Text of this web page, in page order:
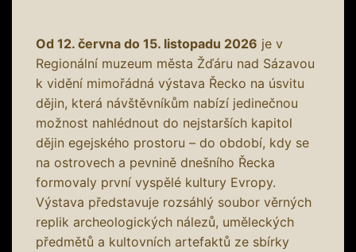
Od 12. června do 15. listopadu 2026 je v
Regionální muzeum města Žďáru nad Sázavou
k vidění mimořádná výstava Řecko na úsvitu
dějin, která návštěvníkům nabízí jedinečnou
možnost nahlédnout do nejstarších kapitol
dějin egejského prostoru – do období, kdy se
na ostrovech a pevnině dnešního Řecka
formovaly první vyspělé kultury Evropy.
Výstava představuje rozsáhlý soubor věrných
replik archeologických nálezů, uměleckých
předmětů a kultovních artefaktů ze sbírky